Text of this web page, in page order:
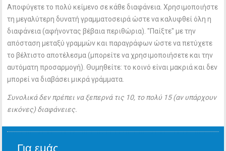
Αποφύγετε το πολύ κείμενο σε κάθε διαφάνεια. Χρησιμοποιήστε
τη μεγαλύτερη δυνατή γραμματοσειρά ώστε να καλυφθεί όλη η
διαφάνεια (αφήνοντας βέβαια περιθώρια). "Παίξτε" με την
απόσταση μεταξύ γραμμών και παραγράφων ώστε να πετύχετε
το βέλτιστο αποτέλεσμα (μπορείτε να χρησιμοποιήσετε και την
αυτόματη προσαρμογή). Θυμηθείτε: το κοινό είναι μακριά και δεν
μπορεί να διαβάσει μικρά γράμματα.
Συνολικά δεν πρέπει να ξεπερνά τις 10, το πολύ 15 (αν υπάρχουν
εικόνες) διαφάνειες.
Για εμάς